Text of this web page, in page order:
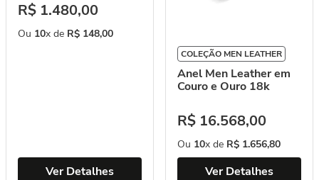
R$ 1.480,00
Ou 10x de R$ 148,00
Ver Detalhes
COLEÇÃO MEN LEATHER
Anel Men Leather em
Couro e Ouro 18k
R$ 16.568,00
Ou 10x de R$ 1.656,80
Ver Detalhes